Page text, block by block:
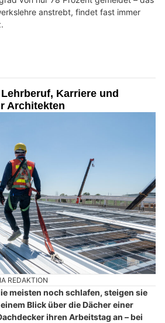
anstrebt, findet fast immer
Karriere und
Architekten
REDAKTION
meisten noch schlafen, steigen sie
Blick über die Dächer einer
ihren Arbeitstag an – bei